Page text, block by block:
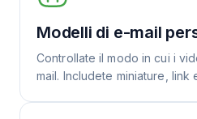
Modelli di e-mail
Controllate il modo in cui i
mail. Includete miniature,